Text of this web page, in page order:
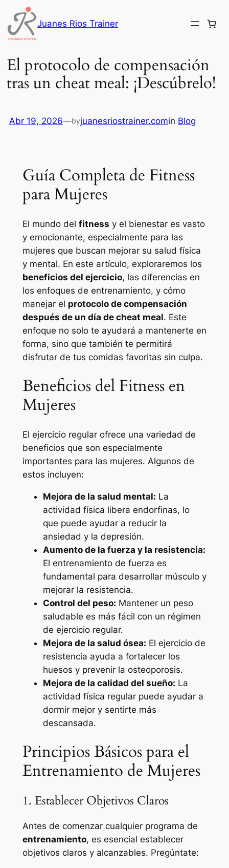
Saltar
al
contenido
Juanes Rios Trainer
El protocolo de compensación
tras un cheat meal: ¡Descúbrelo!
Abr 19, 2026—byjuanesriostrainer.comin Blog
Guía Completa de Fitness
para Mujeres
El mundo del fitness y el bienestar es vasto
y emocionante, especialmente para las
mujeres que buscan mejorar su salud física
y mental. En este artículo, exploraremos los
beneficios del ejercicio, las diferencias en
los enfoques de entrenamiento, y cómo
manejar el protocolo de compensación
después de un día de cheat meal. Este
enfoque no solo te ayudará a mantenerte en
forma, sino que también te permitirá
disfrutar de tus comidas favoritas sin culpa.
Beneficios del Fitness en
Mujeres
El ejercicio regular ofrece una variedad de
beneficios que son especialmente
importantes para las mujeres. Algunos de
estos incluyen:
Mejora de la salud mental: La
actividad física libera endorfinas, lo
que puede ayudar a reducir la
ansiedad y la depresión.
Aumento de la fuerza y la resistencia:
El entrenamiento de fuerza es
fundamental para desarrollar músculo y
mejorar la resistencia.
Control del peso: Mantener un peso
saludable es más fácil con un régimen
de ejercicio regular.
Mejora de la salud ósea: El ejercicio de
resistencia ayuda a fortalecer los
huesos y prevenir la osteoporosis.
Mejora de la calidad del sueño: La
actividad física regular puede ayudar a
dormir mejor y sentirte más
descansada.
Principios Básicos para el
Entrenamiento de Mujeres
1. Establecer Objetivos Claros
Antes de comenzar cualquier programa de
entrenamiento, es esencial establecer
objetivos claros y alcanzables. Pregúntate: